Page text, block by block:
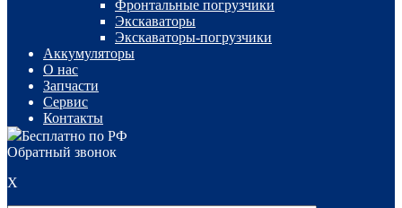
Фронтальные погрузчики
Экскаваторы
Экскаваторы-погрузчики
Аккумуляторы
О нас
Запчасти
Сервис
Контакты
Бесплатно по РФ
Обратный звонок
X